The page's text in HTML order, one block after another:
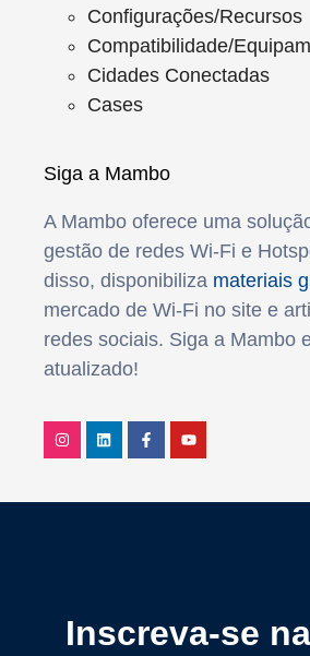
Configurações/Recursos
Compatibilidade/
Cidades Conectadas
Cases
Siga a Mambo
A Mambo oferece uma
gestão de redes Wi-Fi e
disso, disponibiliza materiais
mercado de Wi-Fi no site e
redes sociais. Siga a Mambo
atualizado!
Inscreva-se